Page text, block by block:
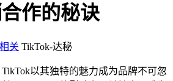
作的秘诀
关 TikTok-达秘
以其独特的魅力成为品牌不可忽